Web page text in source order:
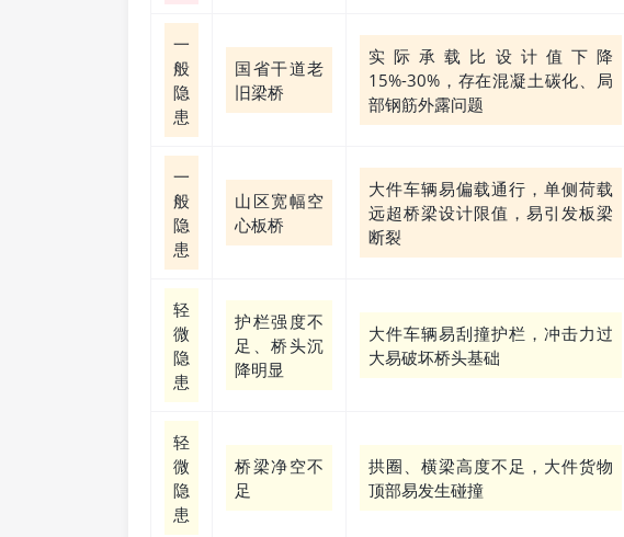
一
般
隐
患
国省干道老
旧梁桥
实际承载比设计值下降
15%-30%，存在混凝土碳化、局
部钢筋外露问题
一
般
隐
患
山区宽幅空
心板桥
大件车辆易偏载通行，单侧荷载
远超桥梁设计限值，易引发板梁
断裂
轻
微
隐
患
护栏强度不
足、桥头沉
降明显
大件车辆易刮撞护栏，冲击力过
大易破坏桥头基础
轻
微
隐
患
桥梁净空不
足
拱圈、横梁高度不足，大件货物
顶部易发生碰撞